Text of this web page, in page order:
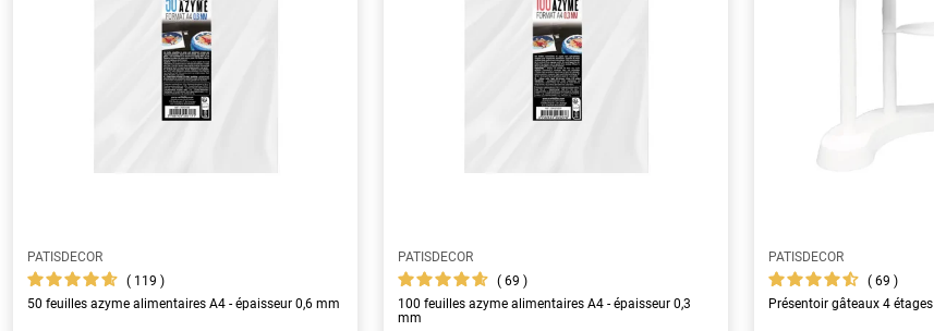
PATISDECOR
119
50 feuilles azyme alimentaires A4 - épaisseur 0,6 mm
PATISDECOR
69
100 feuilles azyme alimentaires A4 - épaisseur 0,3
mm
PATISDECOR
69
Présentoir gâteaux 4 étages